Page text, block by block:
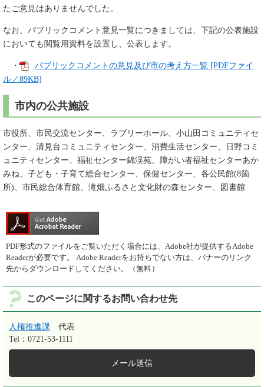
たご意見はありませんでした。
なお、パブリックコメント意見一覧につきましては、下記の公表施設
においても閲覧用資料を設置し、公表します。
・
パブリックコメントの意見及び市の考え方一覧 [PDFファイ
ル／89KB]
市内の公共施設
市役所、市民交流センター、ラブリーホール、小山田コミュニティセ
ンター、清見台コミュニティセンター、消費生活センター、日野コミ
ュニティセンター、福祉センター錦渓苑、障がい者福祉センターあか
みね、子ども・子育て総合センター、保健センター、各公民館(8箇
所)、市民総合体育館、滝畑ふるさと文化財の森センター、図書館
PDF形式のファイルをご覧いただく場合には、Adobe社が提供するAdobe
Readerが必要です。
Adobe Readerをお持ちでない方は、バナーのリンク
先からダウンロードしてください。（無料）
このページに関するお問い合わせ先
人権推進課
代表
Tel：0721-53-1111
メール送信